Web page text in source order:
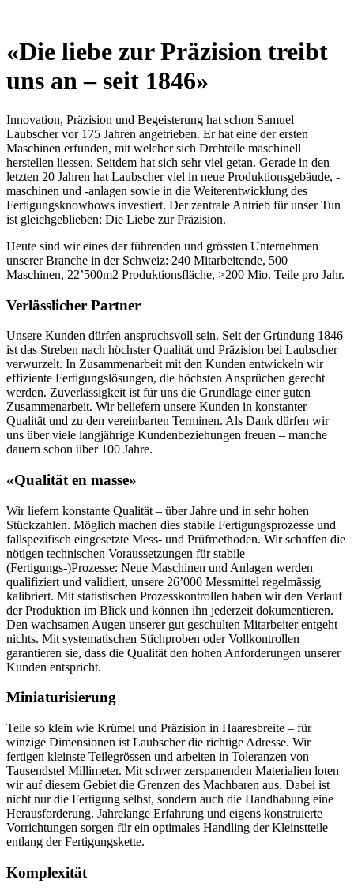
springen
«Die liebe zur Präzision treibt
uns an – seit 1846»
Innovation, Präzision und Begeisterung hat schon Samuel
Laubscher vor 175 Jahren angetrieben. Er hat eine der ersten
Maschinen erfunden, mit welcher sich Drehteile maschinell
herstellen liessen. Seitdem hat sich sehr viel getan. Gerade in den
letzten 20 Jahren hat Laubscher viel in neue Produktionsgebäude, -
maschinen und -anlagen sowie in die Weiterentwicklung des
Fertigungsknowhows investiert. Der zentrale Antrieb für unser Tun
ist gleichgeblieben: Die Liebe zur Präzision.
Heute sind wir eines der führenden und grössten Unternehmen
unserer Branche in der Schweiz: 240 Mitarbeitende, 500
Maschinen, 22’500m2 Produktionsfläche, >200 Mio. Teile pro Jahr.
Verlässlicher Partner
Unsere Kunden dürfen anspruchsvoll sein. Seit der Gründung 1846
ist das Streben nach höchster Qualität und Präzision bei Laubscher
verwurzelt. In Zusammenarbeit mit den Kunden entwickeln wir
effiziente Fertigungslösungen, die höchsten Ansprüchen gerecht
werden. Zuverlässigkeit ist für uns die Grundlage einer guten
Zusammenarbeit. Wir beliefern unsere Kunden in konstanter
Qualität und zu den vereinbarten Terminen. Als Dank dürfen wir
uns über viele langjährige Kundenbeziehungen freuen – manche
dauern schon über 100 Jahre.
«Qualität en masse»
Wir liefern konstante Qualität – über Jahre und in sehr hohen
Stückzahlen. Möglich machen dies stabile Fertigungsprozesse und
fallspezifisch eingesetzte Mess- und Prüfmethoden. Wir schaffen die
nötigen technischen Voraussetzungen für stabile
(Fertigungs-)Prozesse: Neue Maschinen und Anlagen werden
qualifiziert und validiert, unsere 26’000 Messmittel regelmässig
kalibriert. Mit statistischen Prozesskontrollen haben wir den Verlauf
der Produktion im Blick und können ihn jederzeit dokumentieren.
Den wachsamen Augen unserer gut geschulten Mitarbeiter entgeht
nichts. Mit systematischen Stichproben oder Vollkontrollen
garantieren sie, dass die Qualität den hohen Anforderungen unserer
Kunden entspricht.
Miniaturisierung
Teile so klein wie Krümel und Präzision in Haaresbreite – für
winzige Dimensionen ist Laubscher die richtige Adresse. Wir
fertigen kleinste Teilegrössen und arbeiten in Toleranzen von
Tausendstel Millimeter. Mit schwer zerspanenden Materialien loten
wir auf diesem Gebiet die Grenzen des Machbaren aus. Dabei ist
nicht nur die Fertigung selbst, sondern auch die Handhabung eine
Herausforderung. Jahrelange Erfahrung und eigens konstruierte
Vorrichtungen sorgen für ein optimales Handling der Kleinstteile
entlang der Fertigungskette.
Komplexität